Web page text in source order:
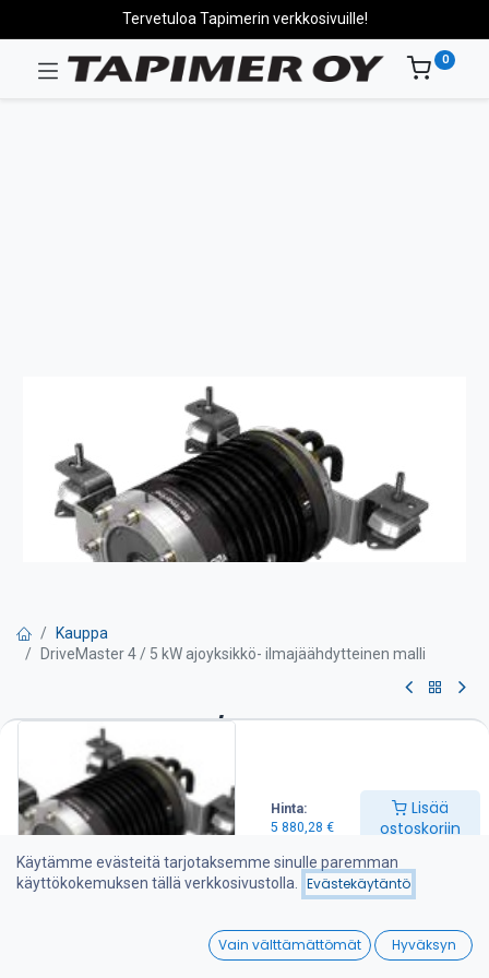
Hinta:
5 880,28 €
Lisää
ostoskoriin
Wishlist
Tervetuloa Tapimerin verkkosivuille!
0
Kauppa
DriveMaster 4 / 5 kW ajoyksikkö- ilmajäähdytteinen malli
DriveMaster 4 / 5 kW ajoyksikkö-
ilmajäähdytteinen malli
Ajoyksikön varustelu:
-Moottori sisäänrakennetulla painelaakerilla
-Termostaatti ohjattu vesijäähdytys
-Asennuskumityynyt ja ruostumattomat tukijalat
-Ajoyksikön johtosarja ( ei akkukaapeleita )
Käytämme evästeitä tarjotaksemme sinulle paremman
käyttökokemuksen tällä verkkosivustolla.
Evästekäytäntö
Vain välttämättömät Hyväksyn